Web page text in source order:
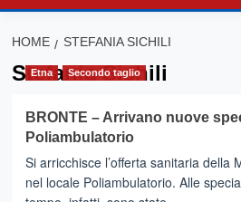
HOME STEFANIA SICHILI
Stefania Sichili
Etna Secondo taglio
BRONTE – Arrivano nuove
Poliambulatorio
Si arricchisce l’offerta sanitaria della
nel locale Poliambulatorio. Alle